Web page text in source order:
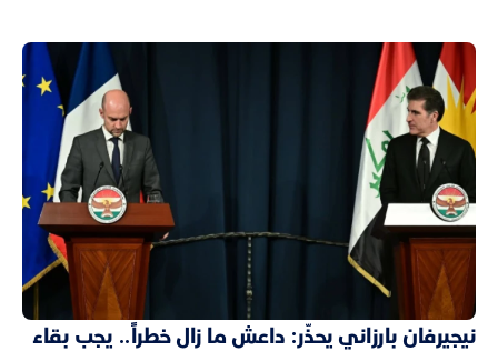
نيجيرفان بارزاني يحذّر: داعش ما زال خطراً.. يجب بقاء